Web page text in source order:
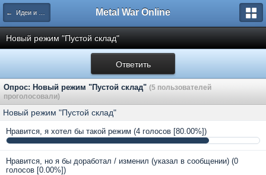
← Идеи и предложения Metal War Online
Новый режим "Пустой склад"
Ответить
Опрос: Новый режим "Пустой склад" (5 пользователей
проголосовали)
Новый режим "Пустой склад"
Нравится, я хотел бы такой режим (4 голосов [80.00%])
Нравится, но я бы доработал / изменил (указал в сообщении) (0
голосов [0.00%])